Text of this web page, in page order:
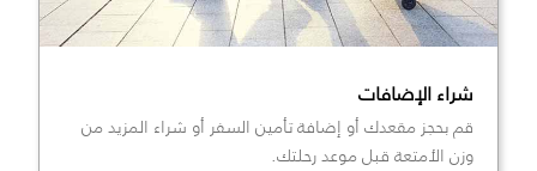
شراء الإضافات
قم بحجز مقعدك أو إضافة تأمين السفر أو شراء المزيد من
وزن الأمتعة قبل موعد رحلتك.